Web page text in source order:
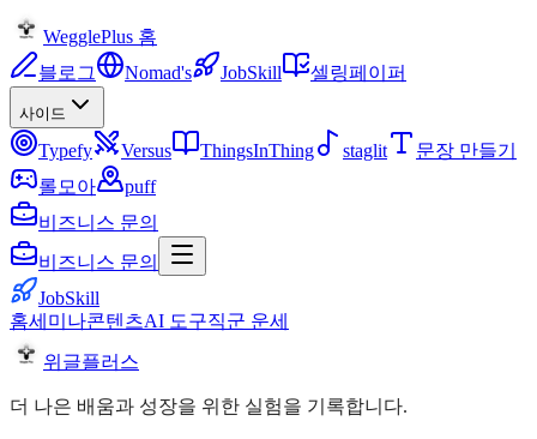
WegglePlus 홈
블로그
Nomad's JobSkill 셀링페이퍼
사이드
Typefy Versus ThingsInThing staglit
문장 만들기
롤모아
puff
비즈니스 문의
비즈니스 문의
JobSkill
홈세미나콘텐츠AI 도구직군 운세
위글플러스
더 나은 배움과 성장을 위한 실험을 기록합니다.